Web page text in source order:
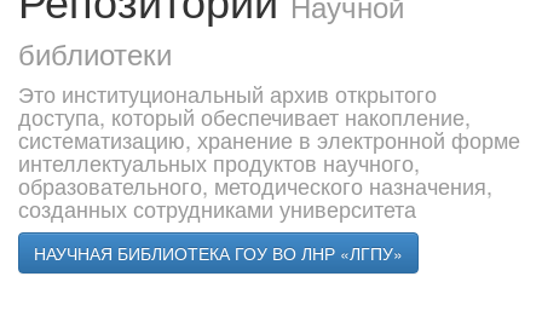
библиотеки
Это институциональный архив открытого
доступа, который обеспечивает накопление,
систематизацию, хранение в электронной форме
интеллектуальных продуктов научного,
образовательного, методического назначения,
созданных сотрудниками университета
НАУЧНАЯ БИБЛИОТЕКА ГОУ ВО ЛНР «ЛГПУ»